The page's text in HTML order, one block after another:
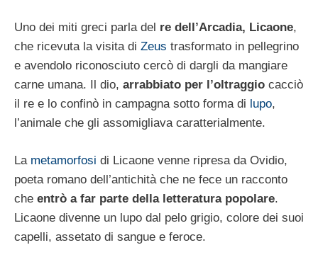
Uno dei miti greci parla del re dell’Arcadia, Licaone,
che ricevuta la visita di Zeus trasformato in pellegrino
e avendolo riconosciuto cercò di dargli da mangiare
carne umana. Il dio, arrabbiato per l’oltraggio cacciò
il re e lo confinò in campagna sotto forma di lupo,
l’animale che gli assomigliava caratterialmente.
La metamorfosi di Licaone venne ripresa da Ovidio,
poeta romano dell’antichità che ne fece un racconto
che entrò a far parte della letteratura popolare.
Licaone divenne un lupo dal pelo grigio, colore dei suoi
capelli, assetato di sangue e feroce.